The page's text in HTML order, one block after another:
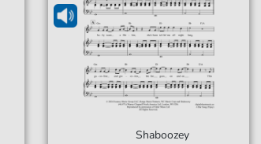
Shaboozey